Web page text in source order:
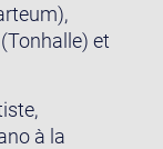
et
à la